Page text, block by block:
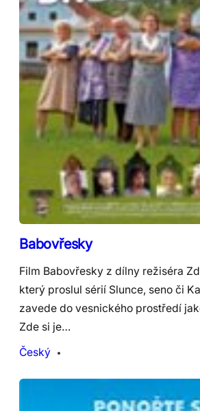
Babovřesky
Film Babovřesky z dílny režiséra
který proslul sérií Slunce, seno či
zavede do vesnického prostředí
Zde si je…
Český